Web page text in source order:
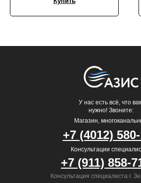
У нас есть всё, что
нужно! Звоните:
Магазин,
Консультация специалиста г.
Консультации
+7 (911) 858-
+7 (4012)